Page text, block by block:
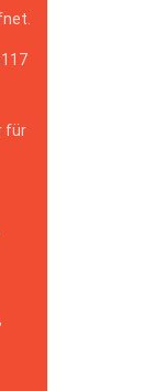
für